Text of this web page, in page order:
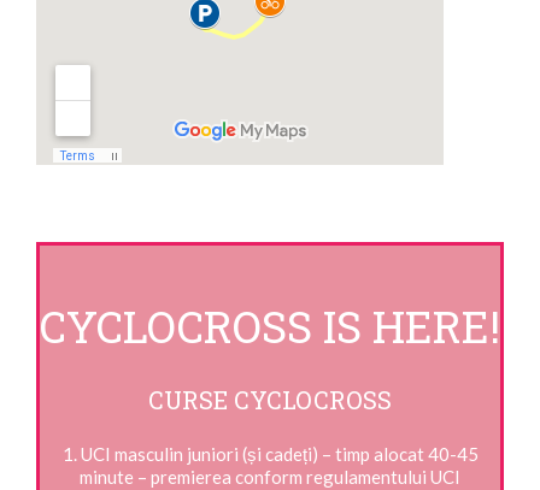
CYCLOCROSS IS HERE!
CURSE CYCLOCROSS
1. UCI masculin juniori (și cadeți) – timp alocat 40-45
minute – premierea conform regulamentului UCI